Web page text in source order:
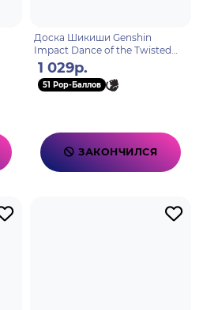
Доска Шикиши Genshin
Impact Dance of the Twisted
Realm Fontaine Funina
6942421104964
1 029р.
51 Pop-Баллов
ЗАКОНЧИЛСЯ